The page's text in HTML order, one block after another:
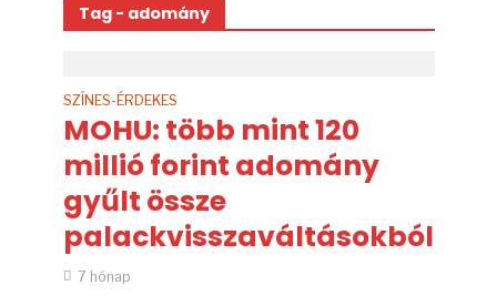
Tag - adomány
SZÍNES-ÉRDEKES
MOHU: több mint 120
millió forint adomány
gyűlt össze
palackvisszaváltásokból
7 hónap